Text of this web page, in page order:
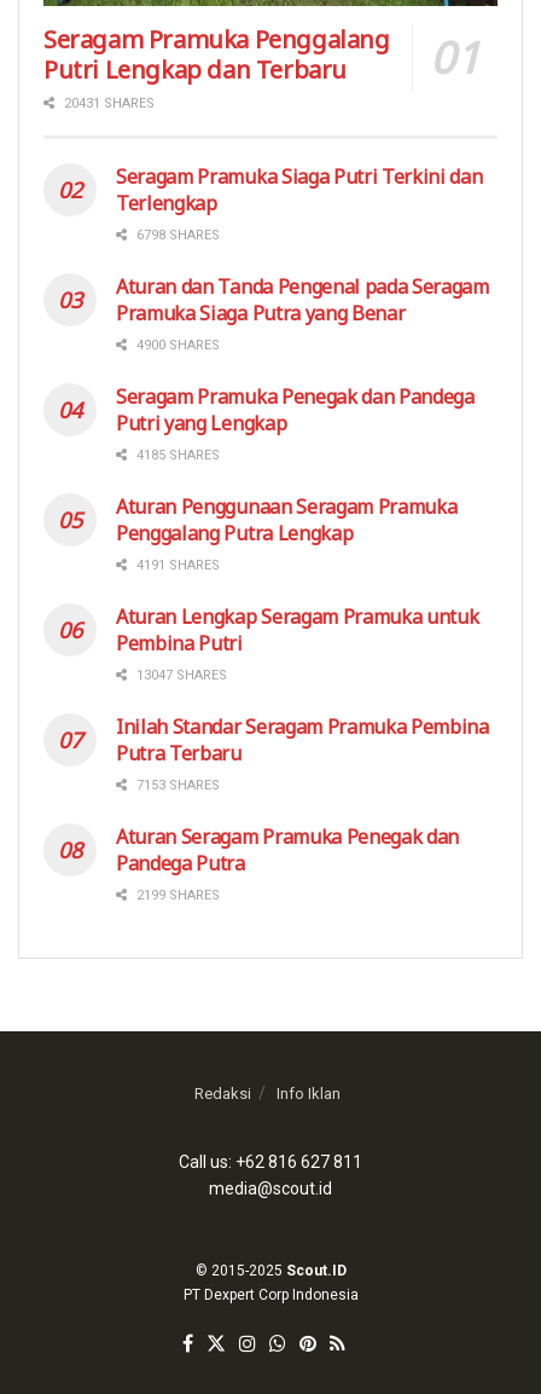
Seragam Pramuka Penggalang
Putri Lengkap dan Terbaru
20431 SHARES
Seragam Pramuka Siaga Putri Terkini dan
Terlengkap
6798 SHARES
Aturan dan Tanda Pengenal pada Seragam
Pramuka Siaga Putra yang Benar
4900 SHARES
Seragam Pramuka Penegak dan Pandega
Putri yang Lengkap
4185 SHARES
Aturan Penggunaan Seragam Pramuka
Penggalang Putra Lengkap
4191 SHARES
Aturan Lengkap Seragam Pramuka untuk
Pembina Putri
13047 SHARES
Inilah Standar Seragam Pramuka Pembina
Putra Terbaru
7153 SHARES
Aturan Seragam Pramuka Penegak dan
Pandega Putra
2199 SHARES
Redaksi Info Iklan
Call us: +62 816 627 811
media@scout.id
© 2015-2025 Scout.ID
PT Dexpert Corp Indonesia